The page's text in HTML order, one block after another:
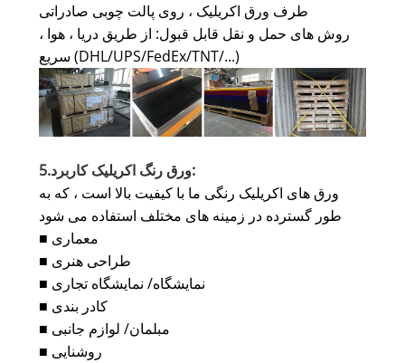
طرف ورق اکریلیک ، روی پالت چوبی صادراتی
روش های حمل و نقل قابل قبول: از طریق دریا ، هوا ،
سریع (DHL/UPS/FedEx/TNT/...)
5.
ورق رنگ اکریلیک کاربرد:
ورق های اکریلیک رنگی ما با کیفیت بالا است ، که به
طور گسترده در زمینه های مختلف استفاده می شود
■ معماری
■ طراحی هنری
■ نمایشگاه/ نمایشگاه تجاری
■ کادر بندی
■ مبلمان/ لوازم جانبی
■ روشنایی